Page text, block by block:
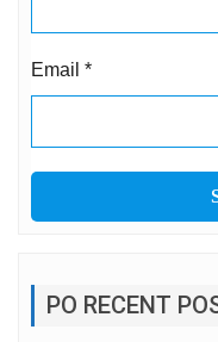
Email *
PO RECENT